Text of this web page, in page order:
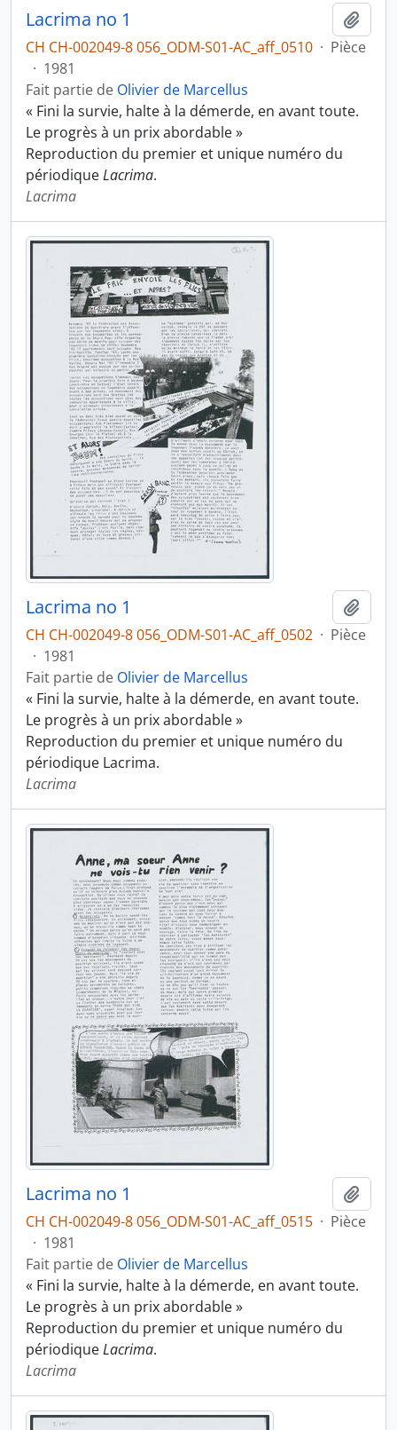
Lacrima no 1
CH CH-002049-8 056_ODM-S01-AC_aff_0510 · Pièce
· 1981
Fait partie de Olivier de Marcellus
« Fini la survie, halte à la démerde, en avant toute.
Le progrès à un prix abordable »
Reproduction du premier et unique numéro du
périodiqueLacrima.
Lacrima
Lacrima no 1
CH CH-002049-8 056_ODM-S01-AC_aff_0502 · Pièce
· 1981
Fait partie de Olivier de Marcellus
« Fini la survie, halte à la démerde, en avant toute.
Le progrès à un prix abordable »
Reproduction du premier et unique numéro du
périodique Lacrima.
Lacrima
Lacrima no 1
CH CH-002049-8 056_ODM-S01-AC_aff_0515 · Pièce
· 1981
Fait partie de Olivier de Marcellus
« Fini la survie, halte à la démerde, en avant toute.
Le progrès à un prix abordable »
Reproduction du premier et unique numéro du
périodiqueLacrima.
Lacrima